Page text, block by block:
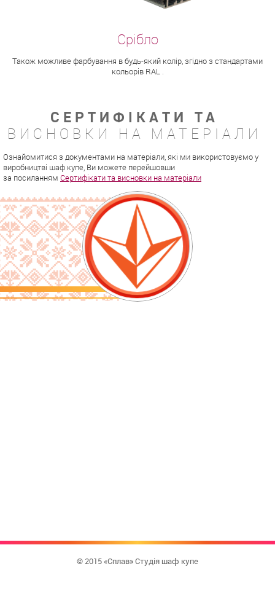
Також можливе фарбування в будь-який колір, згідно з стандартами
кольорів RAL .
СЕРТИФІКАТИ ТА
ВИСНОВКИ НА МАТЕРІАЛИ
Ознайомитися з документами на матеріали, які ми використовуємо у
виробництві шаф купе, Ви можете перейшовши
за посиланням Сертифікати та висновки на матеріали
© 2015 «Сплав» Студія шаф купе